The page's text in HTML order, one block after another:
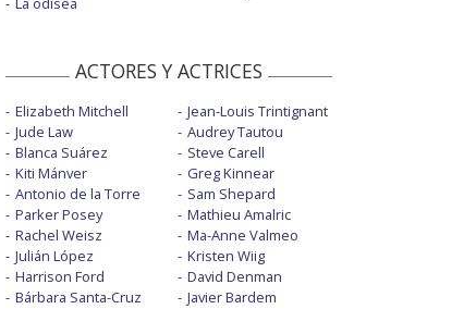
ACTORES Y ACTRICES
Elizabeth Mitchell
Jude Law
Blanca Suárez
Kiti Mánver
Antonio de la Torre
Parker Posey
Rachel Weisz
Julián López
Harrison Ford
Bárbara Santa-Cruz
Jean-Louis Trintignant
Audrey Tautou
Steve Carell
Greg Kinnear
Sam Shepard
Mathieu Amalric
Ma-Anne Valmeo
Kristen Wiig
David Denman
Javier Bardem